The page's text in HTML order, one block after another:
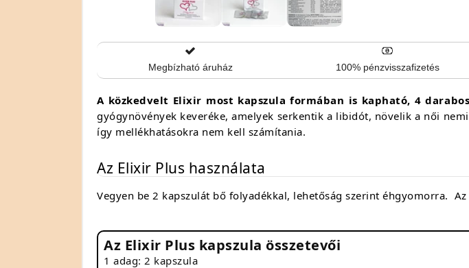
Megbízható áruház 100% pénzvisszafizetés
A közkedvelt Elixir most kapszula formában is kapható, 4
gyógynövények keveréke, amelyek serkentik a libidót, növelik a női
így mellékhatásokra nem kell számítania.
Az Elixir Plus használata
Vegyen be 2 kapszulát bő folyadékkal, lehetőság szerint éhgyomorra.
Az Elixir Plus kapszula összetevői
1 adag: 2 kapszula